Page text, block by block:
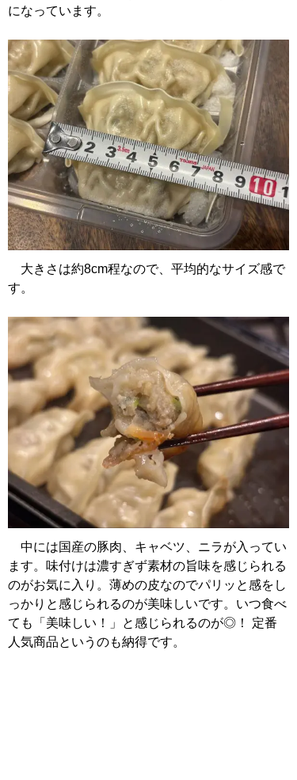
になっています。
大きさは約8cm程なので、平均的なサイズ感で
す。
中には国産の豚肉、キャベツ、ニラが入ってい
ます。味付けは濃すぎず素材の旨味を感じられる
のがお気に入り。薄めの皮なのでパリッと感をし
っかりと感じられるのが美味しいです。いつ食べ
ても「美味しい！」と感じられるのが◎！ 定番
人気商品というのも納得です。